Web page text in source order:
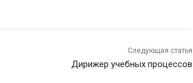
Следующая статья
Дирижер учебных процессов